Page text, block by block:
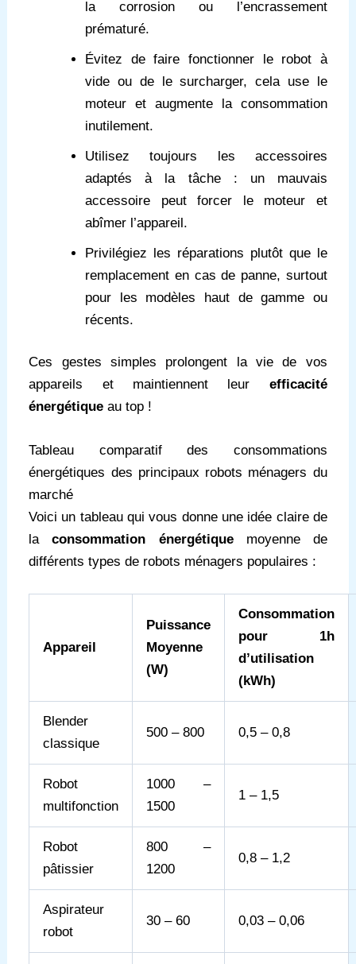
la corrosion ou l’encrassement
prématuré.
Évitez de faire fonctionner le robot à
vide ou de le surcharger, cela use le
moteur et augmente la consommation
inutilement.
Utilisez toujours les accessoires
adaptés à la tâche : un mauvais
accessoire peut forcer le moteur et
abîmer l’appareil.
Privilégiez les réparations plutôt que le
remplacement en cas de panne, surtout
pour les modèles haut de gamme ou
récents.
Ces gestes simples prolongent la vie de vos
appareils et maintiennent leur efficacité
énergétique au top !
Tableau comparatif des consommations
énergétiques des principaux robots ménagers du
marché
Voici un tableau qui vous donne une idée claire de
laconsommation énergétiquemoyenne de
différents types de robots ménagers populaires :
Appareil
Puissance
Moyenne
(W)
Consommation
pour 1h
d’utilisation
(kWh)
Blender
classique
500 – 800 0,5 – 0,8
Robot
multifonction
1000 –
1500
1 – 1,5
Robot
pâtissier
800 –
1200
0,8 – 1,2
Aspirateur
robot
30 – 60 0,03 – 0,06